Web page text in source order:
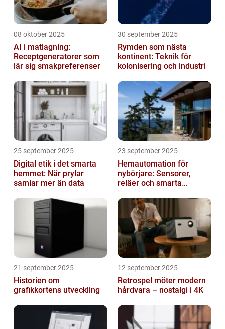
08 oktober 2025
AI i matlagning:
Receptgeneratorer som
lär sig smakpreferenser
30 september 2025
Rymden som nästa
kontinent: Teknik för
kolonisering och industri
25 september 2025
Digital etik i det smarta
hemmet: När prylar
samlar mer än data
23 september 2025
Hemautomation för
nybörjare: Sensorer,
reläer och smarta
21 september 2025
Historien om
grafikkortens utveckling
12 september 2025
Retrospel möter modern
hårdvara – nostalgi i 4K